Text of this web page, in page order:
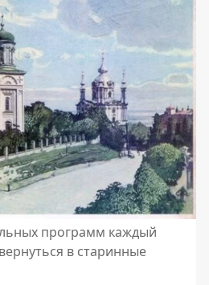
программ каждый
в старинные